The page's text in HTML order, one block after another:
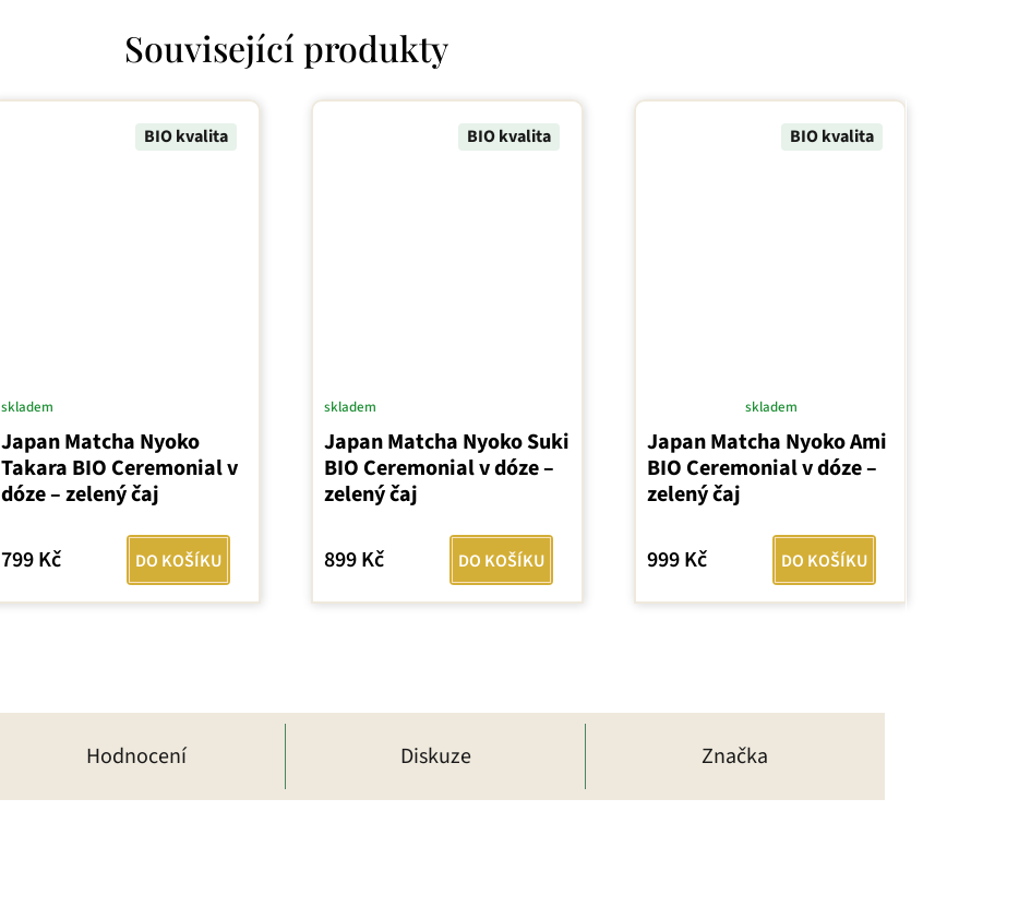
Související produkty
BIO kvalita
Japan Matcha Nyoko
Takara BIO Ceremonial v
dóze – zelený čaj
skladem
799 Kč DO KOŠÍKU
BIO kvalita
Japan Matcha Nyoko Suki
BIO Ceremonial v dóze –
zelený čaj
skladem
899 Kč DO KOŠÍKU
BIO kvalita
Japan Matcha Nyoko Ami
BIO Ceremonial v dóze –
zelený čaj
hodnocení
produktu
je
z
5
hvězdiček.
skladem
999 Kč DO KOŠÍKU
Hodnocení Diskuze Značka